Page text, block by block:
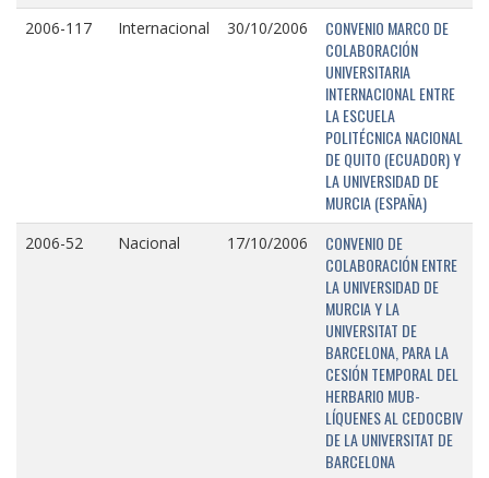
2006-117 Internacional 30/10/2006
CONVENIO MARCO DE
COLABORACIÓN
UNIVERSITARIA
INTERNACIONAL ENTRE
LA ESCUELA
POLITÉCNICA NACIONAL
DE QUITO (ECUADOR) Y
LA UNIVERSIDAD DE
MURCIA (ESPAÑA)
2006-52 Nacional 17/10/2006
CONVENIO DE
COLABORACIÓN ENTRE
LA UNIVERSIDAD DE
MURCIA Y LA
UNIVERSITAT DE
BARCELONA, PARA LA
CESIÓN TEMPORAL DEL
HERBARIO MUB-
LÍQUENES AL CEDOCBIV
DE LA UNIVERSITAT DE
BARCELONA